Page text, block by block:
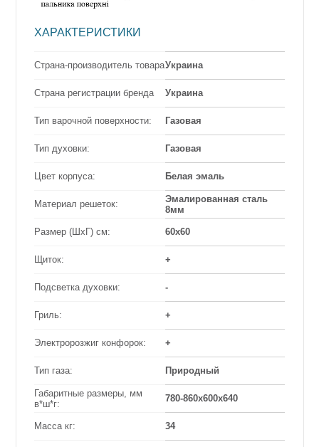
ХАРАКТЕРИСТИКИ
Страна-производитель товараУкраина
Страна регистрации бренда Украина
Тип варочной поверхности: Газовая
Тип духовки: Газовая
Цвет корпуса: Белая эмаль
Материал решеток:
Эмалированная сталь
8мм
Размер (ШхГ) см: 60x60
Щиток: +
Подсветка духовки: -
Гриль: +
Электророзжиг конфорок: +
Тип газа: Природный
Габаритные размеры, мм
в*ш*г:
780-860х600х640
Масса кг: 34